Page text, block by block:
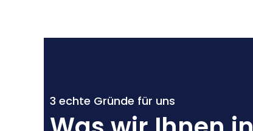
3 echte Gründe für uns